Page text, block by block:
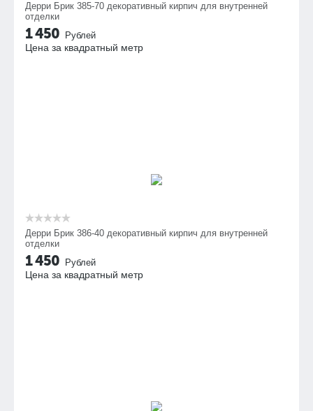
Дерри Брик 385-70 декоративный кирпич для внутренней
отделки
1 450 Рублей
Цена за квадратный метр
Дерри Брик 386-40 декоративный кирпич для внутренней
отделки
1 450 Рублей
Цена за квадратный метр